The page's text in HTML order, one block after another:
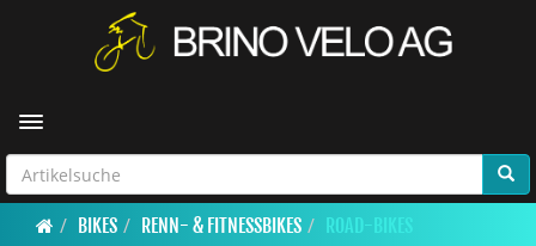
Toggle navigation
BIKES RENN- & FITNESSBIKES ROAD-BIKES